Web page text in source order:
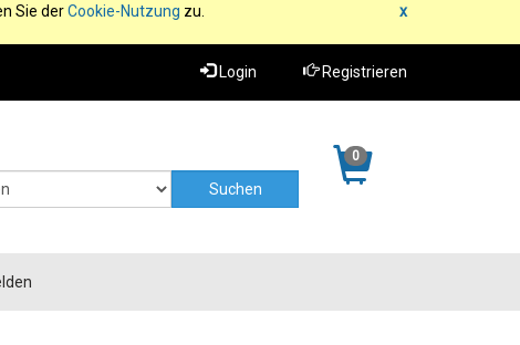
x
Sie derCookie-Nutzung zu.
Login Registrieren
0